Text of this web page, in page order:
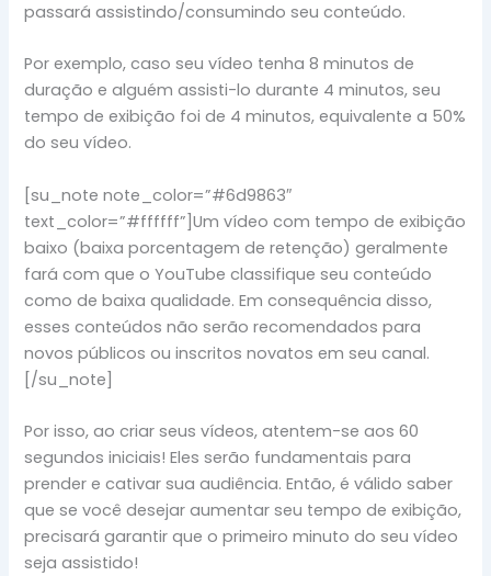
passará assistindo/consumindo seu conteúdo.
Por exemplo, caso seu vídeo tenha 8 minutos de
duração e alguém assisti-lo durante 4 minutos, seu
tempo de exibição foi de 4 minutos, equivalente a 50%
do seu vídeo.
[su_note note_color=”#6d9863″
text_color=”#ffffff”]Um vídeo com tempo de exibição
baixo (baixa porcentagem de retenção) geralmente
fará com que o YouTube classifique seu conteúdo
como de baixa qualidade. Em consequência disso,
esses conteúdos não serão recomendados para
novos públicos ou inscritos novatos em seu canal.
[/su_note]
Por isso, ao criar seus vídeos, atentem-se aos 60
segundos iniciais! Eles serão fundamentais para
prender e cativar sua audiência. Então, é válido saber
que se você desejar aumentar seu tempo de exibição,
precisará garantir que o primeiro minuto do seu vídeo
seja assistido!